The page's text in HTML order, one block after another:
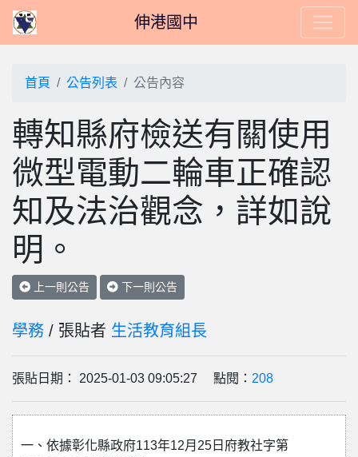
伸港國中
首頁 公告列表 公告內容
轉知縣府檢送有關使用
微型電動二輪車正確認
知及法治觀念，詳如說
明。
上一則公告 下一則公告
學務 / 張貼者 生活教育組長
張貼日期： 2025-01-03 09:05:27 點閱： 208
一、依據彰化縣政府113年12月25日府教社字第